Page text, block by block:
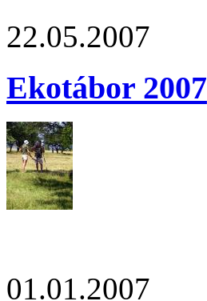
22.05.2007
Ekotábor 2007
01.01.2007